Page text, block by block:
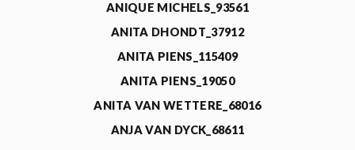
ANIQUE MICHELS_93561
ANITA DHONDT_37912
ANITA PIENS_115409
ANITA PIENS_19050
ANITA VAN WETTERE_68016
ANJA VAN DYCK_68611